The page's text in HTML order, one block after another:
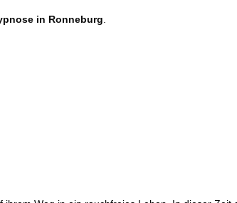
in Ronneburg